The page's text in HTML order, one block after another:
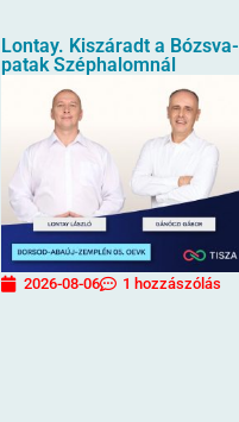
Lontay. Kiszáradt a Bózsva-
patak Széphalomnál
2026-08-06 1 hozzászólás